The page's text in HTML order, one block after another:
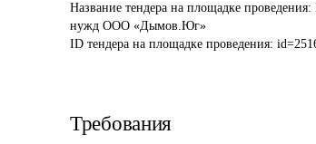
Название тендера на площадке проведения:
нужд ООО «Дымов.Юг»
ID тендера на площадке проведения:
Требования